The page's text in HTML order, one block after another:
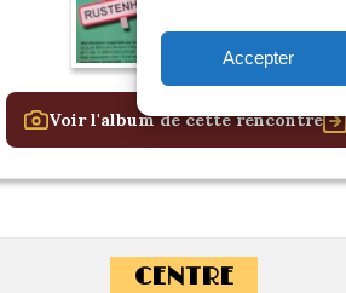
Accepter
Voir l'album de cette rencontre
CENTRE